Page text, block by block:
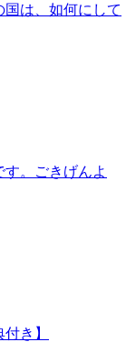
は、如何にして
。ごきげんよ
き】